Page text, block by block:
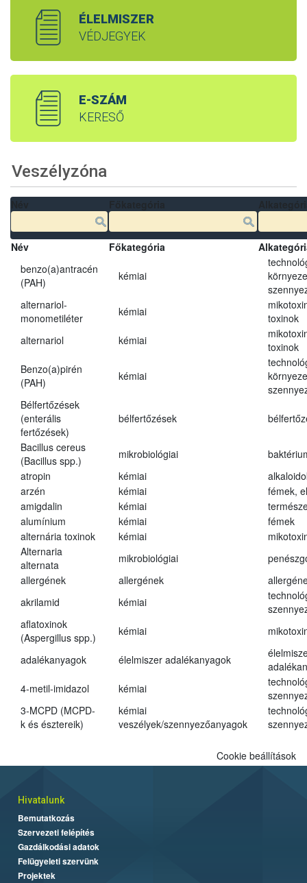
ÉLELMISZER
VÉDJEGYEK
E-SZÁM
KERESŐ
Veszélyzóna
Név Főkategória
benzo(a)antracén
(PAH)
kémiai
alternariol-
monometiléter
kémiai
toxinok
alternariol
kémiai
toxinok
Benzo(a)pirén
(PAH)
kémiai
Bélfertőzések
(enterális
fertőzések)
bélfertőzések
Bacillus cereus
(Bacillus spp.)
mikrobiológiai
atropin
kémiai
arzén
kémiai
fémek,
amigdalin
kémiai
alumínium
kémiai
fémek
alternária toxinok
kémiai
Alternaria
alternata
mikrobiológiai
allergének
allergének
akrilamid
kémiai
aflatoxinok
(Aspergillus spp.)
kémiai
adalékanyagok élelmiszer adalékanyagok
4-metil-imidazol
kémiai
3-MCPD (MCPD-
k és észtereik)
kémiai
veszélyek/szennyezőanyagok
Cookie beállítások
Hivatalunk
Bemutatkozás
Szervezeti felépítés
Gazdálkodási adatok
Felügyeleti szervünk
Projektek